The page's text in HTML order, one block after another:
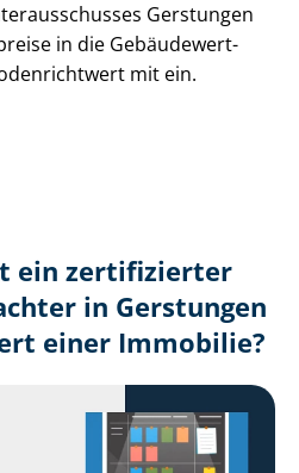
Gerstungen
in die Ge­bäu­de­wert­
mit ein.
ein zertifizierter
in Gerstungen
einer Immobilie?